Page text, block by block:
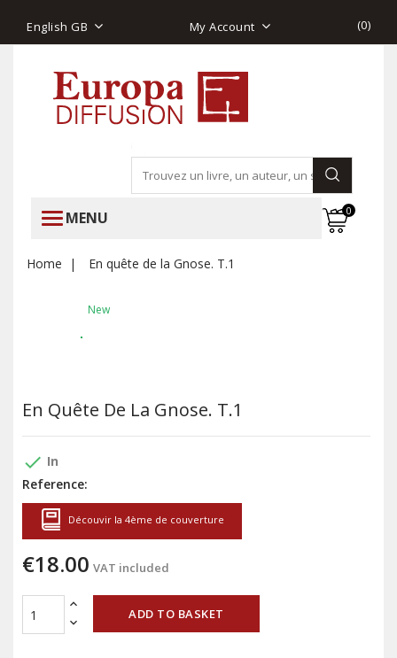
English GB My Account (0)
MENU 0
Home En quête de la Gnose. T.1
New
En Quête De La Gnose. T.1
done In
Reference:
Découvir la 4ème de couverture
€18.00 VAT included
ADD TO BASKET